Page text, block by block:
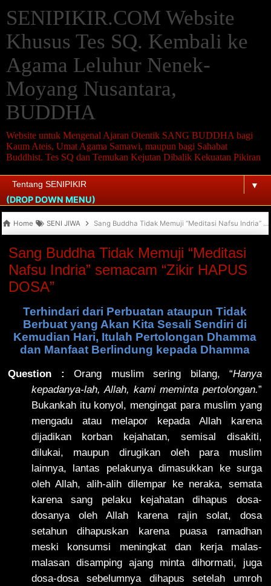
SENIPIKIR.COM Website
Khusus Tes SQ. Kembali ke
Agama Leluhur Nenek-
Moyang Nusantara,
BUDDHA
Website untuk Mengenal Ajaran Otentik SANG BUDDHA bagi
Kaum Ateis, Umat Agama Samawi, maupun bagi Sahabat
Buddhist. Tes SQ dan Temukan Kejutan Dibalik Kekuatan Pikiran
▼
(DROP DOWN MENU)
Home SENI JIWA Sang Buddha Tidak Memuji “Meditasi Nafsu Indria” semacam “Zikir HAPUS DOSA”
Sang Buddha Tidak Memuji “Meditasi
Nafsu Indria” semacam “Zikir HAPUS
DOSA”
Terhindari dari Perbuatan ataupun Tidak
Berbuat yang Akan Kita Sesali Sendiri di
Kemudian Hari, Itulah Pertolongan Dhamma
dan Manfaat Berlindung kepada Dhamma
Question : Orang muslim sering bilang, “Hanya
kepadanya-lah, Allah, kami meminta pertolongan.”
Bukankah itu konyol, mengingat para muslim yang
mengadu atau melapor kepada Allah karena
dijadikan korban kejahatan, semisal disakiti,
dilukai, maupun dirugikan oleh para muslim
lainnya, lantas pelakunya dimasukkan ke surga
oleh Allah, alih-alih dilempar ke neraka, semata
karena sang pelaku kejahatan dihapus dosa-
dosanya oleh Allah karena rajin solat, dosa
setahun dihapuskan karena puasa ramadhan
meski konsumsi meningkat dan kerja malas-
malasan disamping ajang minta dihormati, juga
dosa-dosa sebelumnya dihapus setelah umroh